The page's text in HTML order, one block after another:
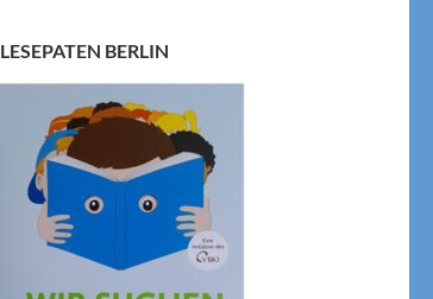
LESEPATEN BERLIN